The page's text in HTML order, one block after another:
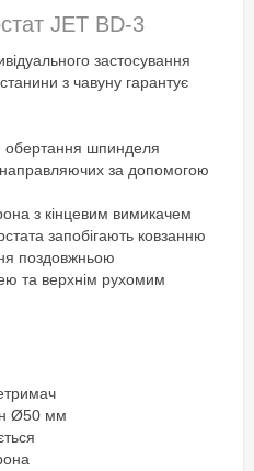
JET BD-3
застосування
з чавуну гарантує
обертання шпинделя
за допомогою
з кінцевим вимикачем
запобігають ковзанню
поздовжньою
та верхнім рухомим
Ø50 мм